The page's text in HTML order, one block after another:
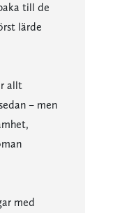
till de
lärde
allt
– men
med